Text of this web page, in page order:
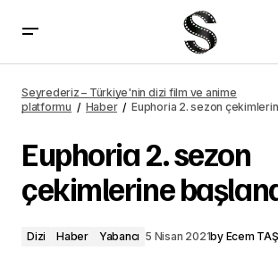
Seyrederiz – Türkiye'nin dizi film ve anime
platformu
Haber Euphoria 2. sezon
Euphoria 2. sezon
çekimlerine
Dizi Haber Yabancı 5 Nisan 2021by Ecem